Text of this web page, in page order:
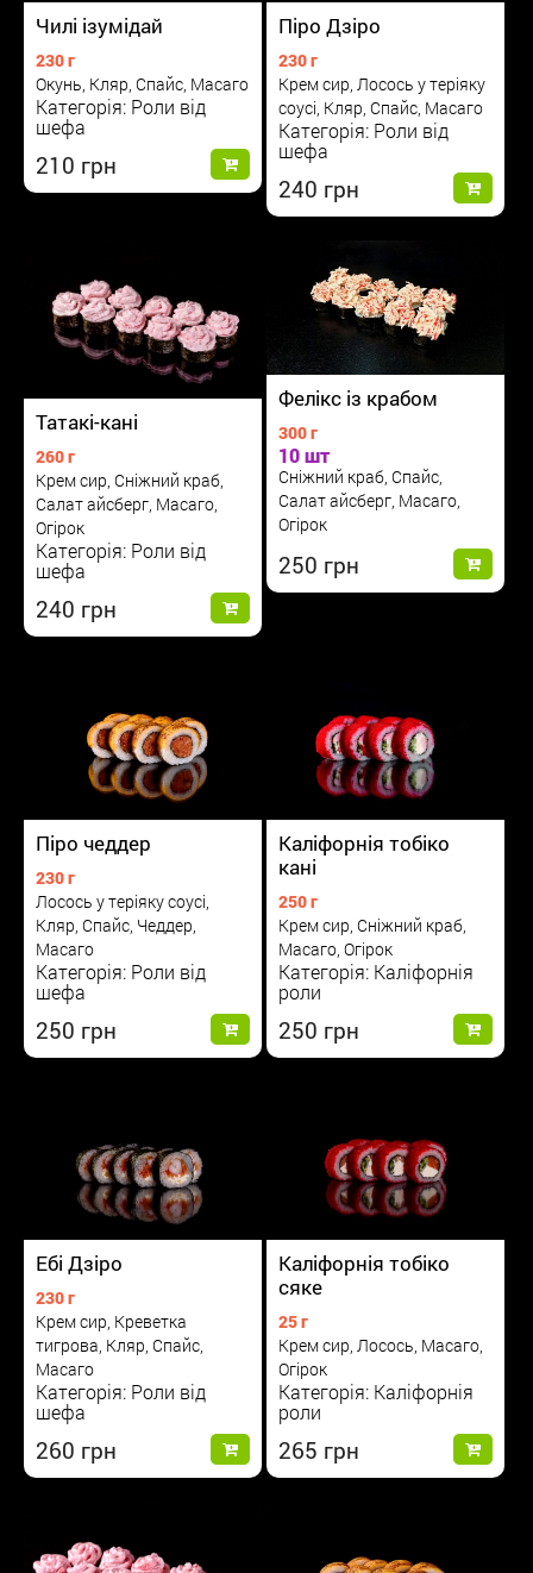
Чилі ізумідай
230 г
Окунь, Кляр, Спайс, Масаго
Категорія: Роли від
шефа
210
Піро Дзіро
230 г
Крем сир, Лосось у теріяку
соусі, Кляр, Спайс, Масаго
Категорія: Роли від
шефа
240
Татакі-кані
260 г
Крем сир, Сніжний краб,
Салат айсберг, Масаго,
Огірок
Категорія: Роли від
шефа
240
Фелікс із крабом
300 г
10 шт
Сніжний краб, Спайс,
Салат айсберг, Масаго,
Огірок
250
Піро чеддер
230 г
Лосось у теріяку соусі,
Кляр, Спайс, Чеддер,
Масаго
Категорія: Роли від
шефа
250
Каліфорнія тобіко
кані
250 г
Крем сир, Сніжний краб,
Масаго, Огірок
Категорія: Каліфорнія
роли
250
Ебі Дзіро
230 г
Крем сир, Креветка
тигрова, Кляр, Спайс,
Масаго
Категорія: Роли від
шефа
260
Каліфорнія тобіко
сяке
25 г
Крем сир, Лосось, Масаго,
Огірок
Категорія: Каліфорнія
роли
265